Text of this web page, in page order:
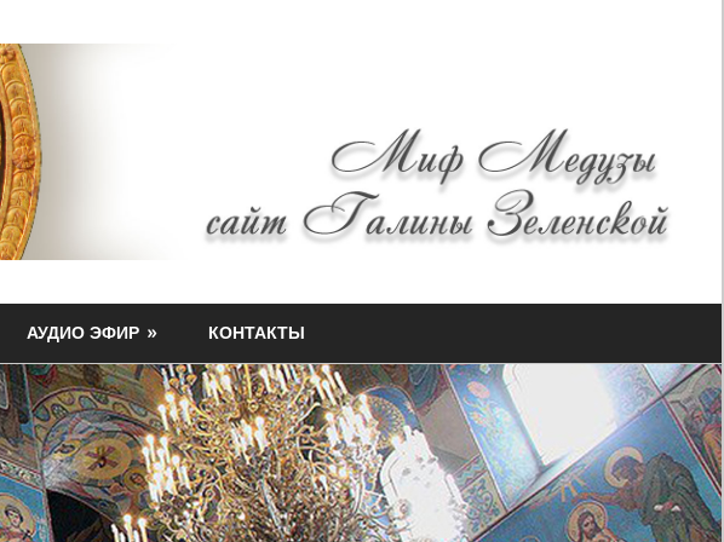
АУДИО ЭФИР КОНТАКТЫ